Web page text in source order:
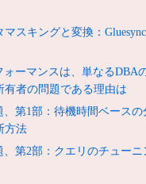
マスキングと変換：
ォーマンスは、単なるDBA
有者の問題である理由は
、第1部：待機時間ベース
方法
、第2部：クエリのチュー